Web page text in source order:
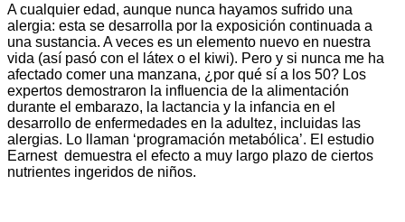
A cualquier edad, aunque nunca hayamos sufrido una
alergia: esta se desarrolla por la exposición continuada a
una sustancia. A veces es un elemento nuevo en nuestra
vida (así pasó con el látex o el kiwi). Pero y si nunca me ha
afectado comer una manzana, ¿por qué sí a los 50? Los
expertos demostraron la influencia de la alimentación
durante el embarazo, la lactancia y la infancia en el
desarrollo de enfermedades en la adultez, incluidas las
alergias. Lo llaman ‘programación metabólica’. El estudio
Earnest demuestra el efecto a muy largo plazo de ciertos
nutrientes ingeridos de niños.